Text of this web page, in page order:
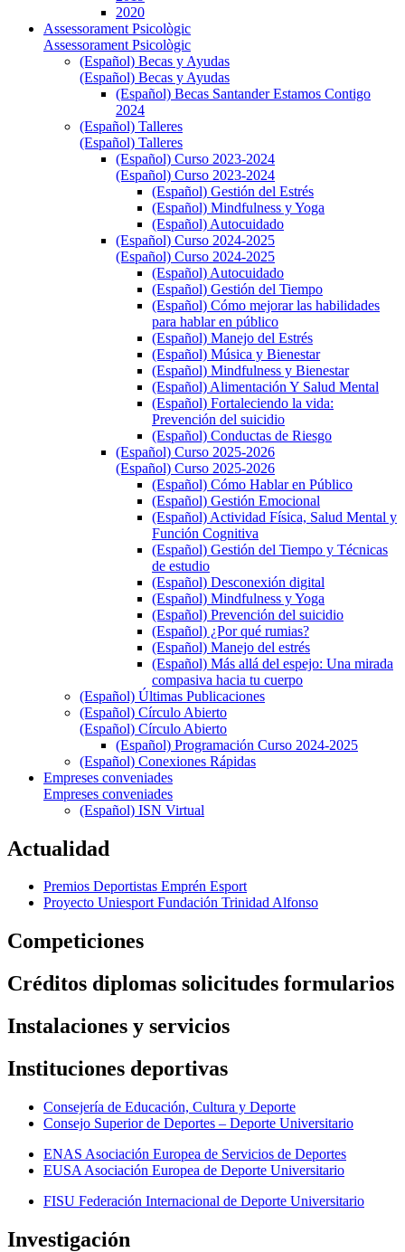
2020
Assessorament Psicològic
Assessorament Psicològic
(Español) Becas y Ayudas
(Español) Becas y Ayudas
(Español) Becas Santander Estamos Contigo
2024
(Español) Talleres
(Español) Talleres
(Español) Curso 2023-2024
(Español) Curso 2023-2024
(Español) Gestión del Estrés
(Español) Mindfulness y Yoga
(Español) Autocuidado
(Español) Curso 2024-2025
(Español) Curso 2024-2025
(Español) Autocuidado
(Español) Gestión del Tiempo
(Español) Cómo mejorar las habilidades
para hablar en público
(Español) Manejo del Estrés
(Español) Música y Bienestar
(Español) Mindfulness y Bienestar
(Español) Alimentación Y Salud Mental
(Español) Fortaleciendo la vida:
Prevención del suicidio
(Español) Conductas de Riesgo
(Español) Curso 2025-2026
(Español) Curso 2025-2026
(Español) Cómo Hablar en Público
(Español) Gestión Emocional
(Español) Actividad Física, Salud Mental y
Función Cognitiva
(Español) Gestión del Tiempo y Técnicas
de estudio
(Español) Desconexión digital
(Español) Mindfulness y Yoga
(Español) Prevención del suicidio
(Español) ¿Por qué rumias?
(Español) Manejo del estrés
(Español) Más allá del espejo: Una mirada
compasiva hacia tu cuerpo
(Español) Últimas Publicaciones
(Español) Círculo Abierto
(Español) Círculo Abierto
(Español) Programación Curso 2024-2025
(Español) Conexiones Rápidas
Empreses conveniades
Empreses conveniades
(Español) ISN Virtual
Actualidad
Premios Deportistas Emprén Esport
Proyecto Uniesport Fundación Trinidad Alfonso
Competiciones
Créditos diplomas solicitudes formularios
Instalaciones y servicios
Instituciones deportivas
Consejería de Educación, Cultura y Deporte
Consejo Superior de Deportes – Deporte Universitario
ENAS Asociación Europea de Servicios de Deportes
EUSA Asociación Europea de Deporte Universitario
FISU Federación Internacional de Deporte Universitario
Investigación